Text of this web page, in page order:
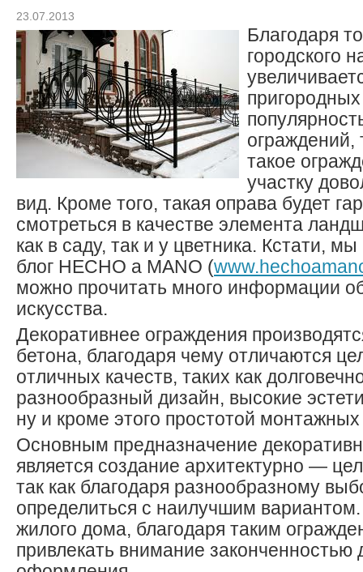
23.07.2013
Благодаря
городского
ограждений,
такое
участку
вид. Кроме того, такая оправа будет
смотреться в качестве элемента
как в саду, так и у цветника. Кстати,
блог HECHO a MANO (
можно прочитать много информации
искусства.
Декоративнее ограждения
бетона, благодаря чему отличаются
отличных качеств, таких как
разнообразный дизайн, высокие
ну и кроме этого простотой монтажных
Основным предназначение
является создание архитектурно —
так как благодаря разнообразному
определиться с наилучшим
жилого дома, благодаря таким
привлекать внимание законченностью